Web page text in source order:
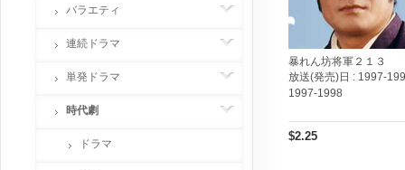
暴れん坊将軍２１３
放送(発売)日 : 1997-
1997-1998
$2.25
バラエティ
連続ドラマ
単発ドラマ
時代劇
ドラマ